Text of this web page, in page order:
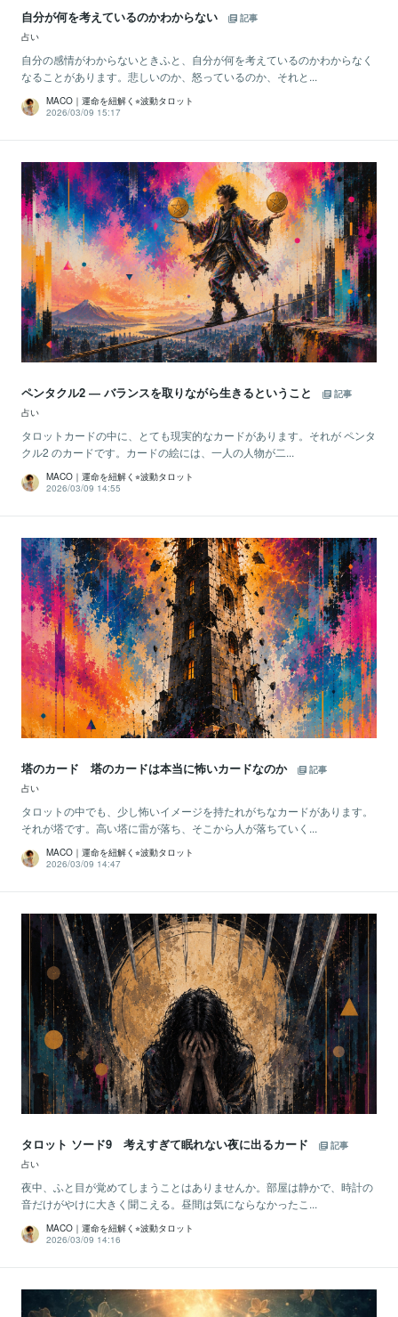
自分が何を考えているのかわからない
記事
占い
自分の感情がわからないときふと、自分が何を考えているのかわからなく
なることがあります。悲しいのか、怒っているのか、それと...
MACO｜運命を紐解く⭐︎波動タロット
2026/03/09 15:17
ペンタクル2 ― バランスを取りながら生きるということ
記事
占い
タロットカードの中に、とても現実的なカードがあります。それが ペンタ
クル2 のカードです。カードの絵には、一人の人物が二...
MACO｜運命を紐解く⭐︎波動タロット
2026/03/09 14:55
塔のカード 塔のカードは本当に怖いカードなのか
記事
占い
タロットの中でも、少し怖いイメージを持たれがちなカードがあります。
それが塔です。高い塔に雷が落ち、そこから人が落ちていく...
MACO｜運命を紐解く⭐︎波動タロット
2026/03/09 14:47
タロット ソード9 考えすぎて眠れない夜に出るカード
記事
占い
夜中、ふと目が覚めてしまうことはありませんか。部屋は静かで、時計の
音だけがやけに大きく聞こえる。昼間は気にならなかったこ...
MACO｜運命を紐解く⭐︎波動タロット
2026/03/09 14:16